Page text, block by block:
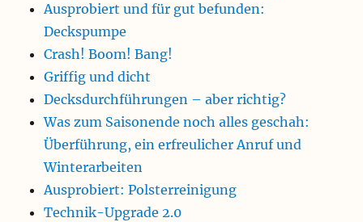
Ausprobiert und für gut befunden:
Deckspumpe
Crash! Boom! Bang!
Griffig und dicht
Decksdurchführungen – aber richtig?
Was zum Saisonende noch alles geschah:
Überführung, ein erfreulicher Anruf und
Winterarbeiten
Ausprobiert: Polsterreinigung
Technik-Upgrade 2.0